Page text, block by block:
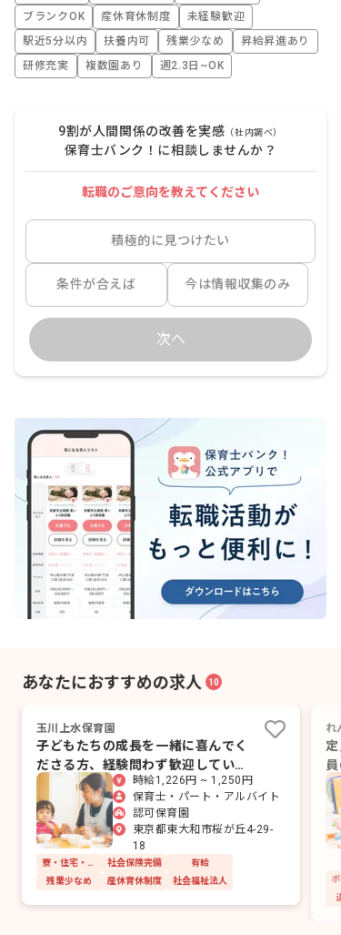
ブランクOK
産休育休制度
未経験歓迎
駅近5分以内
扶養内可 残業少なめ
昇給昇進あり
研修充実
複数園あり 週2.3日~OK
9割が人間関係の改善を実感 （社内調べ）
保育士バンク！に相談しませんか？
転職のご意向を教えてください
積極的に見つけたい
条件が合えば 今は情報収集のみ
次へ
あなたにおすすめの求人 10
玉川上水保育園
子どもたちの成長を一緒に喜んでく
ださる方、経験問わず歓迎していま
す！
時給1,226円 ~ 1,250円
保育士・パート・アルバイト
認可保育園
東京都東大和市桜が丘4-29-
18
社会保険完備
有給
残業少なめ
産休育休制度 社会福祉法人
れ
す